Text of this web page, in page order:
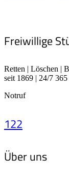
Freiwillige
Retten | Löschen |
seit 1869 | 24/7
Notruf
122
Über uns